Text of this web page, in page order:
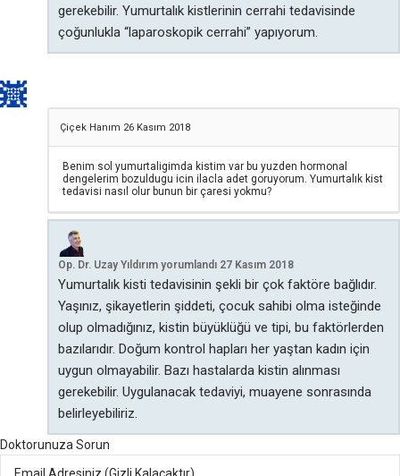
gerekebilir. Yumurtalık kistlerinin cerrahi tedavisinde
çoğunlukla “laparoskopik cerrahi” yapıyorum.
Çiçek Hanım 26 Kasım 2018
Benim sol yumurtaligimda kistim var bu yuzden hormonal
dengelerim bozuldugu icin ilacla adet goruyorum. Yumurtalık kist
tedavisi nasıl olur bunun bir çaresi yokmu?
Op. Dr. Uzay Yıldırım yorumlandı 27 Kasım 2018
Yumurtalık kisti tedavisinin şekli bir çok faktöre bağlıdır.
Yaşınız, şikayetlerin şiddeti, çocuk sahibi olma isteğinde
olup olmadığınız, kistin büyüklüğü ve tipi, bu faktörlerden
bazılarıdır. Doğum kontrol hapları her yaştan kadın için
uygun olmayabilir. Bazı hastalarda kistin alınması
gerekebilir. Uygulanacak tedaviyi, muayene sonrasında
belirleyebiliriz.
Doktorunuza Sorun